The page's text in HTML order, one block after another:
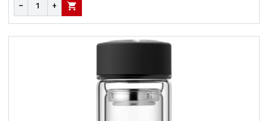
− + В КОРЗИНУ